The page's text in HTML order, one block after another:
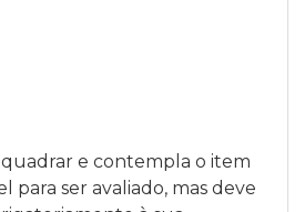
e contempla o item
para ser avaliado, mas deve